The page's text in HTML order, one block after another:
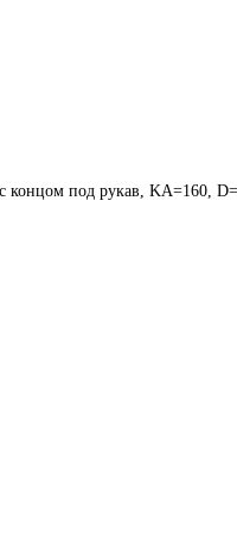
концом под рукав, KA=160,